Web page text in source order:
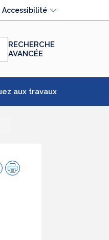
Accessibilité
RECHERCHE
AVANCÉE
aux travaux
PartagerImpression